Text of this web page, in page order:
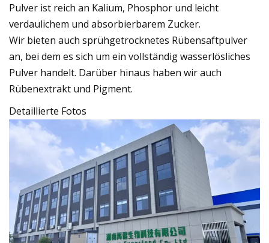
Pulver ist reich an Kalium, Phosphor und leicht
verdaulichem und absorbierbarem Zucker.
Wir bieten auch sprühgetrocknetes Rübensaftpulver
an, bei dem es sich um ein vollständig wasserlösliches
Pulver handelt. Darüber hinaus haben wir auch
Rübenextrakt und Pigment.
Detaillierte Fotos